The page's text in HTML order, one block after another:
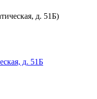
д. 51Б)
д. 51Б